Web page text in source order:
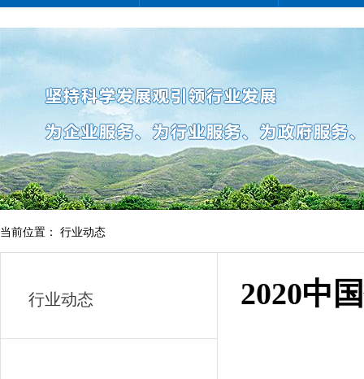
当前位置： 行业动态
行业动态 2020中